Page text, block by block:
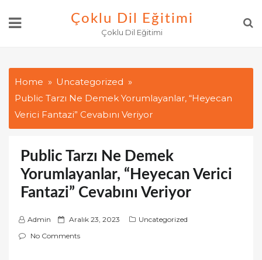
Çoklu Dil Eğitimi
Çoklu Dil Eğitimi
Home
Uncategorized
Public Tarzı Ne Demek Yorumlayanlar, “Heyecan
Verici Fantazi” Cevabını Veriyor
Public Tarzı Ne Demek
Yorumlayanlar, “Heyecan Verici
Fantazi” Cevabını Veriyor
Admin
P
o
Aralık 23, 2023
Uncategorized
No Comments